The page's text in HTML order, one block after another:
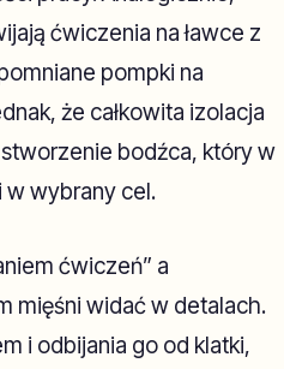
ćwiczenia na ławce z
pompki na
że całkowita izolacja
bodźca, który w
w wybrany cel.
ćwiczeń” a
mięśni widać w detalach.
i odbijania go od klatki,